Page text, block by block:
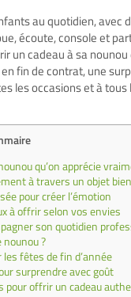
au quotidien, avec
écoute, console et
un cadeau à sa
fin de contrat, une
les occasions et à
qu’on apprécie
à travers un objet
pour créer l’émotion
à offrir selon vos envies
son quotidien
?
fêtes de fin d’année
surprendre avec goût
pour offrir un cadeau